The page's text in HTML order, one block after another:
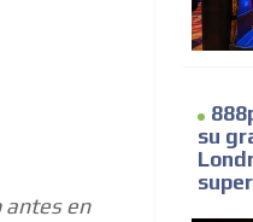
antes en
su